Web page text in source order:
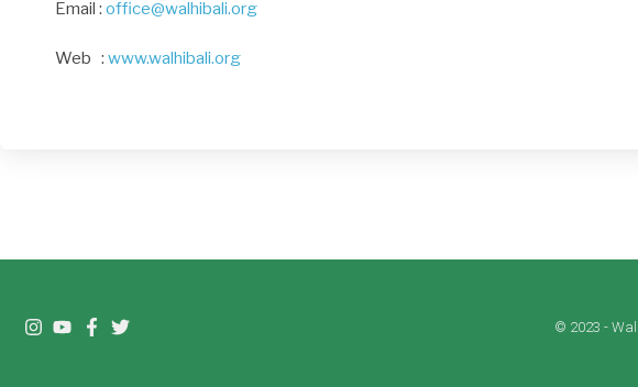
Email : office@walhibali.org
Web : www.walhibali.org
© 2023 -